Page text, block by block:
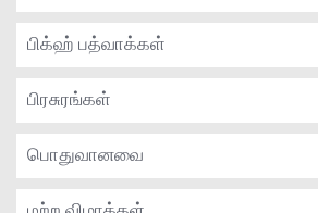
பிக்ஹ் பத்வாக்கள்
பிரசுரங்கள்
பொதுவானவை